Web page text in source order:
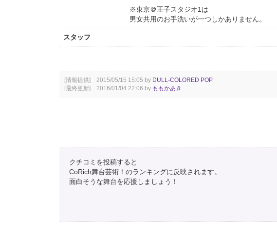
※東京＠王子スタジオ1は
男女共用のお手洗いが一つしかありません。
スタッフ
[情報提供] 2015/05/15 15:05 by DULL-COLORED POP
[最終更新] 2016/01/04 22:06 by ももかあき
クチコミを投稿すると
CoRich舞台芸術！のランキングに反映されます。
面白そうな舞台を応援しましょう！